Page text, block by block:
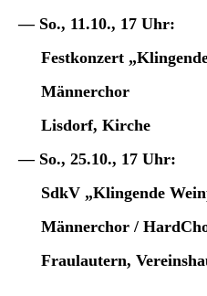
— So., 11.10., 17 Uhr:
Festkonzert
Männerchor
Lisdorf, Kirche
— So., 25.10., 17 Uhr:
SdkV „Klingende
Männerchor /
Fraulautern,